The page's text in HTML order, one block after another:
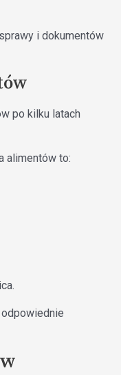
i dokumentów
po kilku latach
alimentów to: